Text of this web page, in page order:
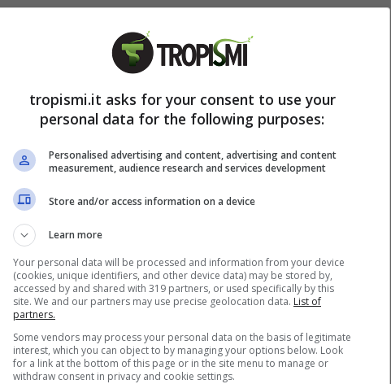
la possibilità di poter davvero
Forbidden fruit:scoppia la
colpo di scena
di scena diForbidden fruit,ma molto presto
mai immaginato di vedere insieme. Si
tra di loro, che nelle prossime puntate
addirittura, di iniziare a conoscersi. Si
Halit, e Caner, fratello di Ender.
tropismi.it asks for your consent to use your
personal data for the following purposes:
Personalised advertising and content, advertising and content
measurement, audience research and services development
Store and/or access information on a device
Learn more
Your personal data will be processed and information from your device
(cookies, unique identifiers, and other device data) may be stored by,
accessed by and shared with 319 partners, or used specifically by this
site. We and our partners may use precise geolocation data. List of
partners.
Some vendors may process your personal data on the basis of legitimate
interest, which you can object to by managing your options below. Look
for a link at the bottom of this page or in the site menu to manage or
withdraw consent in privacy and cookie settings.